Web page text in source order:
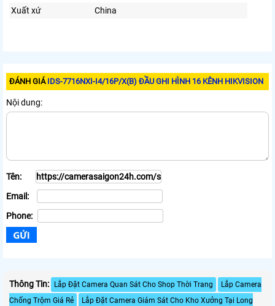
Xuất xứ
China
ĐÁNH GIÁ IDS-7716NXI-I4/16P/X(B) ĐẦU GHI HÌNH 16 KÊNH HIKVISION
Nội dung:
Tên:
Email:
Phone:
Thông Tin: Lắp Đặt Camera Quan Sát Cho Shop Thời Trang
Lắp Camera
Chống Trộm Giá Rẻ
Lắp Đặt Camera Giám Sát Cho Kho Xưởng Tại Long